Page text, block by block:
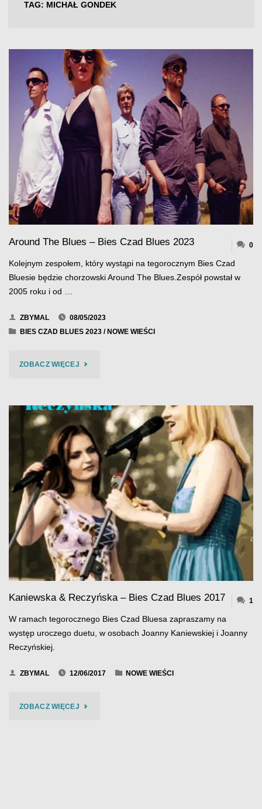
TAG: MICHAŁ GONDEK
Around The Blues – Bies Czad Blues 2023 0
Kolejnym zespołem, który wystąpi na tegorocznym Bies Czad
Bluesie będzie chorzowski Around The Blues.Zespół powstał w
2005 roku i od …
ZBYMAL
08/05/2023
BIES CZAD BLUES 2023/ NOWE WIEŚCI
ZOBACZ WIĘCEJ"AROUND
BLUES
–
BIES
CZAD
BLUES
2023"
Kaniewska & Reczyńska – Bies Czad Blues 2017 1
W ramach tegorocznego Bies Czad Bluesa zapraszamy na
występ uroczego duetu, w osobach Joanny Kaniewskiej i Joanny
Reczyńskiej.
ZBYMAL 12/06/2017 NOWE WIEŚCI
ZOBACZ WIĘCEJ"KANIEWSKA